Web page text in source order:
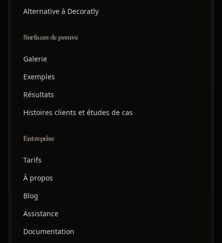
Alternative à Decoratly
Surfaces de preuve
Galerie
Exemples
Résultats
Histoires clients et études de cas
Entreprise
Tarifs
À propos
Blog
Assistance
Documentation